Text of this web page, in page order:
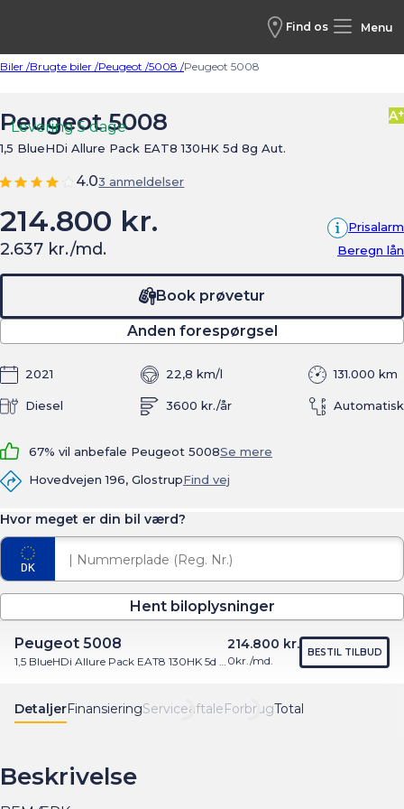
Find os Menu
Biler /Brugte biler /Peugeot /5008 /Peugeot 5008
Levering 5 dage
Peugeot 5008
1,5 BlueHDi Allure Pack EAT8 130HK 5d 8g Aut.
A+
4.03 anmeldelser
214.800 kr. Prisalarm
2.637 kr./md. Beregn lån
131.000 km
2021 22,8 km/l
3600 kr./år
Diesel Automatisk
Book prøvetur
Anden forespørgsel
67% vil anbefale Peugeot 5008Se mere
Hovedvejen 196, GlostrupFind vej
Hvor meget er din bil værd?
Hent biloplysninger
DetaljerFinansieringServiceaftale ForbrugTotal
Peugeot 5008
1,5 BlueHDi Allure Pack EAT8 130HK 5d 8g Aut.
214.800 kr.
0kr./md.
BESTIL TILBUD
Beskrivelse